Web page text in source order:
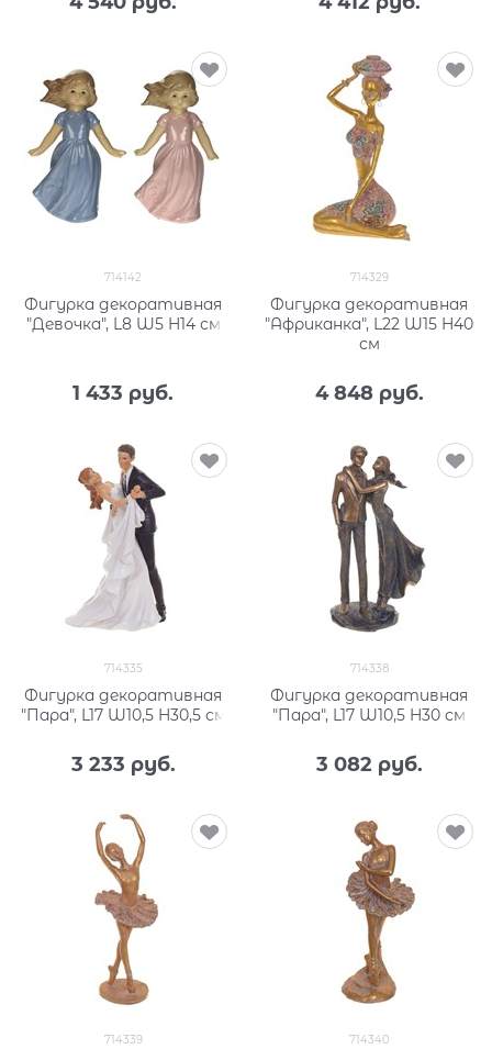
714142
Фигурка декоративная
"Девочка", L8 W5 H14 см
1 433 руб.
714329
Фигурка декоративная
"Африканка", L22 W15 H40
см
4 848 руб.
714335
Фигурка декоративная
"Пара", L17 W10,5 H30,5 см
3 233 руб.
714338
Фигурка декоративная
"Пара", L17 W10,5 H30 см
3 082 руб.
714339 714340